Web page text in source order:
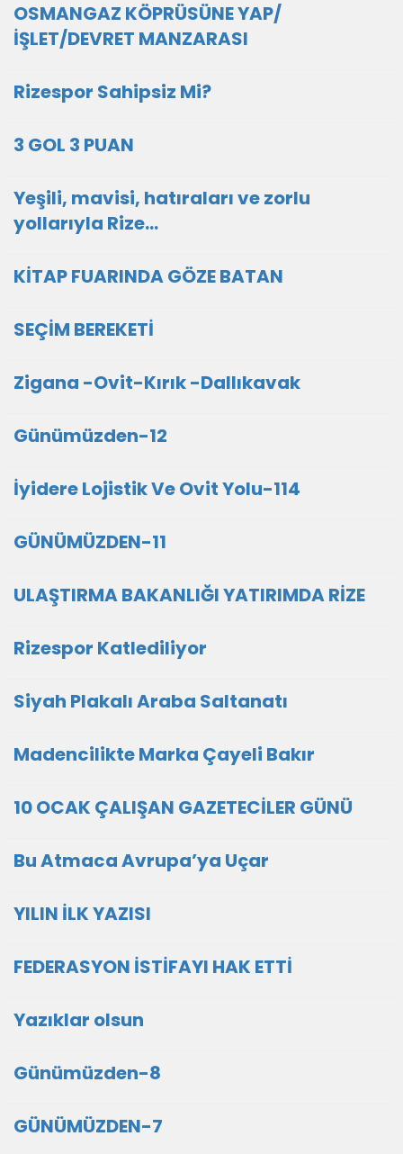
OSMANGAZ KÖPRÜSÜNE YAP/
İŞLET/DEVRET MANZARASI
Rizespor Sahipsiz Mi?
3 GOL 3 PUAN
Yeşili, mavisi, hatıraları ve zorlu
yollarıyla Rize…
KİTAP FUARINDA GÖZE BATAN
SEÇİM BEREKETİ
Zigana -Ovit-Kırık -Dallıkavak
Günümüzden-12
İyidere Lojistik Ve Ovit Yolu-114
GÜNÜMÜZDEN-11
ULAŞTIRMA BAKANLIĞI YATIRIMDA RİZE
Rizespor Katlediliyor
Siyah Plakalı Araba Saltanatı
Madencilikte Marka Çayeli Bakır
10 OCAK ÇALIŞAN GAZETECİLER GÜNÜ
Bu Atmaca Avrupa’ya Uçar
YILIN İLK YAZISI
FEDERASYON İSTİFAYI HAK ETTİ
Yazıklar olsun
Günümüzden-8
GÜNÜMÜZDEN-7